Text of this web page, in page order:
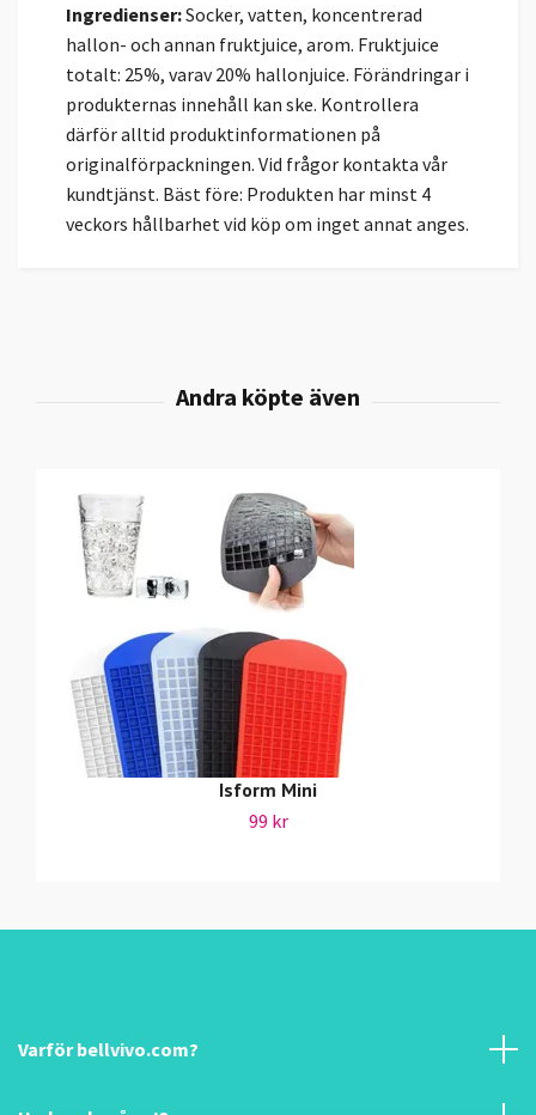
Ingredienser:Socker, vatten, koncentrerad
hallon- och annan fruktjuice, arom. Fruktjuice
totalt: 25%, varav 20% hallonjuice. Förändringar i
produkternas innehåll kan ske. Kontrollera
därför alltid produktinformationen på
originalförpackningen. Vid frågor kontakta vår
kundtjänst. Bäst före: Produkten har minst 4
veckors hållbarhet vid köp om inget annat anges.
Isform Mini
99 kr
Varför bellvivo.com?